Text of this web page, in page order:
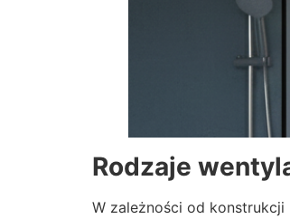
Rodzaje
W zależności od